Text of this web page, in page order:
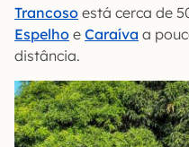
Trancoso está cerca de
Espelho e Caraíva a
distância.